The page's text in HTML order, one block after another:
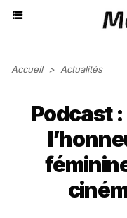
Accueil > Actualités
Podcast